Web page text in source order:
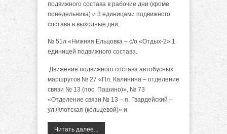
подвижного состава в рабочие дни (кроме
понедельника) и 3 единицами подвижного
состава в выходные дни;
№ 51л «Нижняя Ельцовка – с/о «Отдых-2» 1
единицей подвижного состава.
Движение подвижного состава автобусных
маршрутов № 27 «Пл. Калинина – отделение
связи № 13 (пос. Пашино)», № 73
«Отделение связи № 13 – п. Гвардейский –
ул.Флотская (кольцевой)» и
Читать далее...